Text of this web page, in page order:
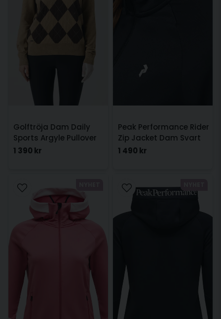
Golftröja Dam Daily
Sports Argyle Pullover
Beige
1 390 kr
Peak Performance Rider
Zip Jacket Dam Svart
1 490 kr